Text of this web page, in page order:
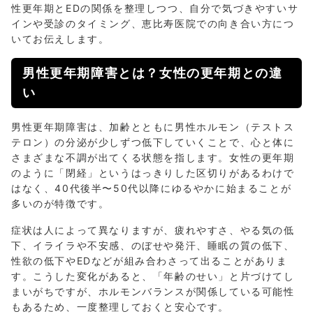
性更年期とEDの関係を整理しつつ、自分で気づきやすいサ
インや受診のタイミング、恵比寿医院での向き合い方につ
いてお伝えします。
男性更年期障害とは？女性の更年期との違
い
男性更年期障害は、加齢とともに男性ホルモン（テストス
テロン）の分泌が少しずつ低下していくことで、心と体に
さまざまな不調が出てくる状態を指します。女性の更年期
のように「閉経」というはっきりした区切りがあるわけで
はなく、40代後半〜50代以降にゆるやかに始まることが
多いのが特徴です。
症状は人によって異なりますが、疲れやすさ、やる気の低
下、イライラや不安感、のぼせや発汗、睡眠の質の低下、
性欲の低下やEDなどが組み合わさって出ることがありま
す。こうした変化があると、「年齢のせい」と片づけてし
まいがちですが、ホルモンバランスが関係している可能性
もあるため、一度整理しておくと安心です。